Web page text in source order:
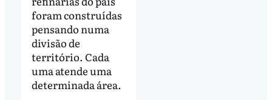
foram construídas
pensando numa
divisão de
território. Cada
uma atende uma
determinada área.